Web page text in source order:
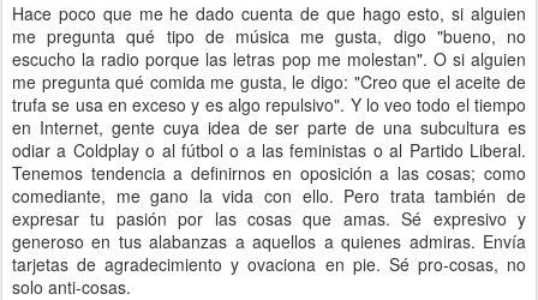
Hace poco que me he dado cuenta de que hago esto, si alguien
me pregunta qué tipo de música me gusta, digo "bueno, no
escucho la radio porque las letras pop me molestan". O si alguien
me pregunta qué comida me gusta, le digo: "Creo que el aceite de
trufa se usa en exceso y es algo repulsivo". Y lo veo todo el tiempo
en Internet, gente cuya idea de ser parte de una subcultura es
odiar a Coldplay o al fútbol o a las feministas o al Partido Liberal.
Tenemos tendencia a definirnos en oposición a las cosas; como
comediante, me gano la vida con ello. Pero trata también de
expresar tu pasión por las cosas que amas. Sé expresivo y
generoso en tus alabanzas a aquellos a quienes admiras. Envía
tarjetas de agradecimiento y ovaciona en pie. Sé pro-cosas, no
solo anti-cosas.